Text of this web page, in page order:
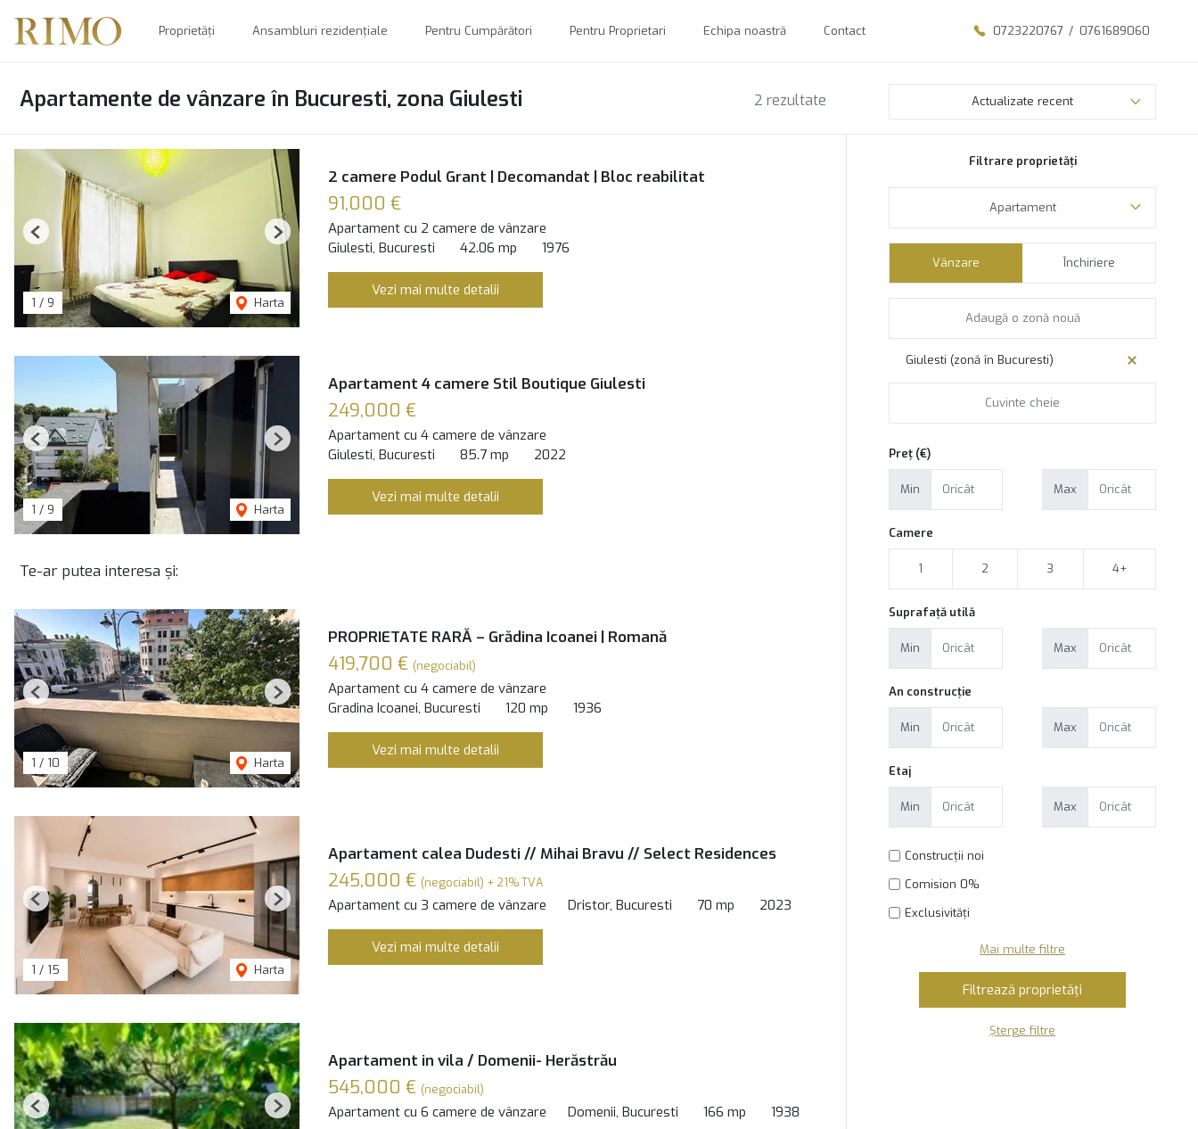
Proprietăți Ansambluri rezidențiale Pentru Cumpărători Pentru Proprietari Echipa noastră Contact 0723220767 / 0761689060
2 rezultate
Apartamente de vânzare în Bucuresti, zona Giulesti Actualizate recent
1 / 9 Harta
Previous Next
2 camere Podul Grant | Decomandat | Bloc reabilitat
91,000 €
Apartament cu 2 camere de vânzare
Giulesti, Bucuresti
42.06 mp 1976
Vezi mai multe detalii
1 / 9 Harta
Previous Next
Apartament 4 camere Stil Boutique Giulesti
249,000 €
Apartament cu 4 camere de vânzare
Giulesti, Bucuresti
85.7 mp 2022
Vezi mai multe detalii
Te-ar putea interesa și:
1 / 10 Harta
Previous Next
PROPRIETATE RARĂ – Grădina Icoanei | Romană
419,700 € (negociabil)
Apartament cu 4 camere de vânzare
Gradina Icoanei, Bucuresti
120 mp 1936
Vezi mai multe detalii
1 / 15 Harta
Previous Next
Apartament calea Dudesti // Mihai Bravu // Select Residences
245,000 € (negociabil) + 21% TVA
Apartament cu 3 camere de vânzare Dristor, Bucuresti 70 mp 2023
Vezi mai multe detalii
Previous Next
Apartament in vila / Domenii- Herăstrău
545,000 € (negociabil)
Apartament cu 6 camere de vânzare Domenii, Bucuresti 166 mp 1938
Filtrare proprietăți
Apartament
Vânzare Închiriere
Giulesti (zonă în Bucuresti)
Preț (€)
Min Max
Camere
1 2 3 4+
Suprafață utilă
Min Max
An construcție
Min Max
Etaj
Min Max
Construcții noi
Comision 0%
Exclusivități
Mai multe filtre
Șterge filtre